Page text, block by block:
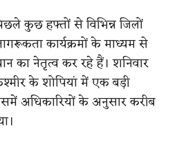
कुछ हफ्तों से विभिन्न जिलों
कार्यक्रमों के माध्यम से
का नेतृत्व कर रहे हैं। शनिवार
के शोपियां में एक बड़ी
अधिकारियों के अनुसार करीब